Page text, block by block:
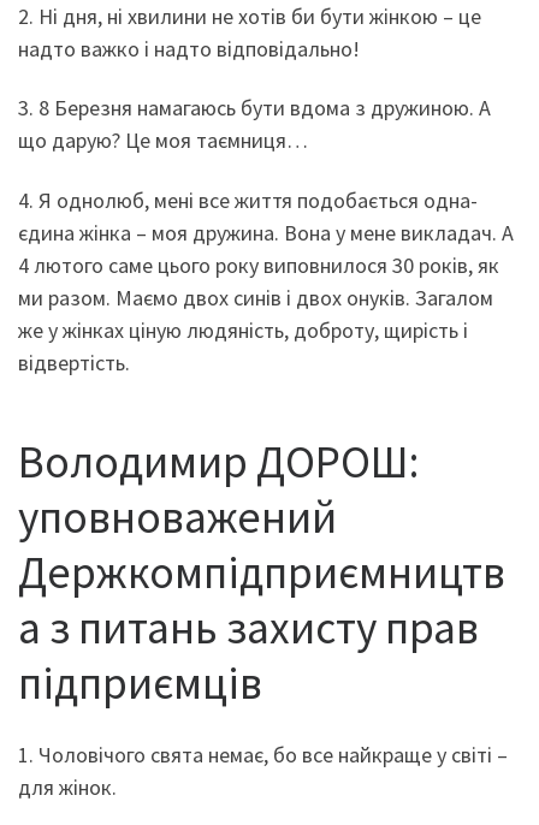
2. Ні дня, ні хвилини не хотів би бути жінкою – це
надто важко і надто відповідально!
3. 8 Березня намагаюсь бути вдома з дружиною. А
що дарую? Це моя таємниця…
4. Я однолюб, мені все життя подобається одна-
єдина жінка – моя дружина. Вона у мене викладач. А
4 лютого саме цього року виповнилося 30 років, як
ми разом. Маємо двох синів і двох онуків. Загалом
же у жінках ціную людяність, доброту, щирість і
відвертість.
Володимир ДОРОШ:
уповноважений
Держкомпідприємництв
а з питань захисту прав
підприємців
1. Чоловічого свята немає, бо все найкраще у світі –
для жінок.